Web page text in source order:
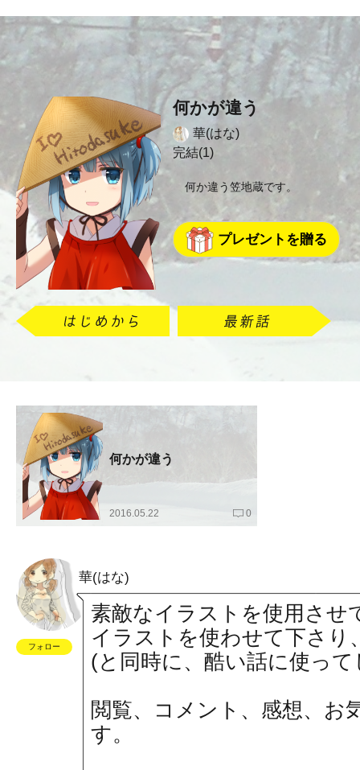
何かが違う
華(はな)
完結(1)
何か違う笠地蔵です。
プレゼントを贈る
何かが違う
2016.05.22 0
フォロー
華(はな)
素敵なイラストを使用させ
イラストを使わせて下さり
(と同時に、酷い話に使っ
閲覧、コメント、感想、お
す。